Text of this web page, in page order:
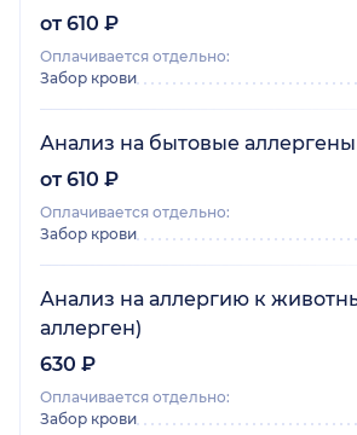
от 610 ₽
Оплачивается отдельно:
Забор крови
Анализ на бытовые аллергены
от 610 ₽
Оплачивается отдельно:
Забор крови
Анализ на аллергию к
аллерген)
630 ₽
Оплачивается отдельно:
Забор крови